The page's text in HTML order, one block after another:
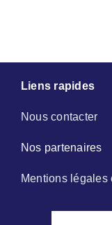
Liens rapides
Nous contacter
Nos partenaires
Mentions légales
2019 -